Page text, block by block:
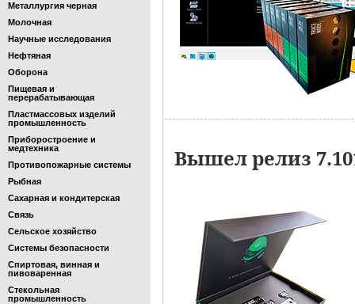
Металлургия черная
Молочная
Научные исследования
Нефтяная
Оборона
Пищевая и
перерабатывающая
Пластмассовых изделий
промышленность
Приборостроение и
медтехника
Противопожарные системы
Рыбная
Сахарная и кондитерская
Связь
Сельское хозяйство
Системы безопасности
Спиртовая, винная и
пивоваренная
Стекольная
промышленность
Вышел релиз